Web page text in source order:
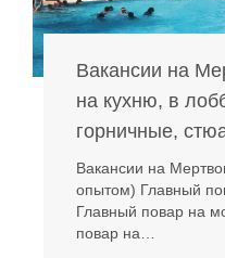
Вакансии на
на кухню, в
горничные,
Вакансии на
опытом) Главный
Главный повар на
повар на…